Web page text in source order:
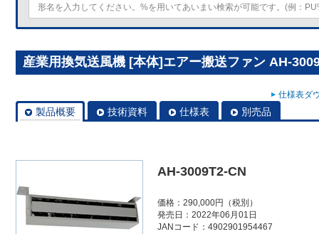
産業用換気送風機 [本体]エアー搬送ファン AH-
仕様表ダ
製品概要 技術資料 仕様表 別売品
AH-3009T2-CN
価格：290,000円（税別）
発売日：2022年06月01日
JANコード：4902901954467